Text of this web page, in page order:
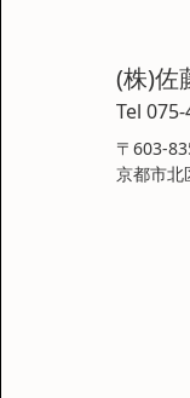
(株)佐
Tel
〒603-
京都市北